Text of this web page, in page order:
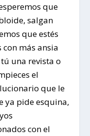
que
salgan
que estés
más ansia
una revista o
el
que le
ya pide esquina,
con el